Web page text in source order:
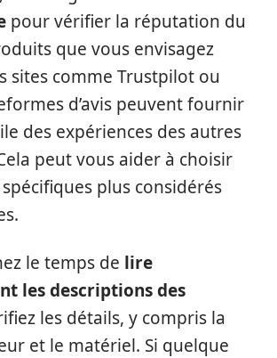
pour vérifier la réputation du
que vous envisagez
sites comme Trustpilot ou
d’avis peuvent fournir
des expériences des autres
peut vous aider à choisir
plus considérés
le temps de lire
les descriptions des
les détails, y compris la
et le matériel. Si quelque